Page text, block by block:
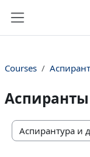
Courses
Аспиранты
Course categories